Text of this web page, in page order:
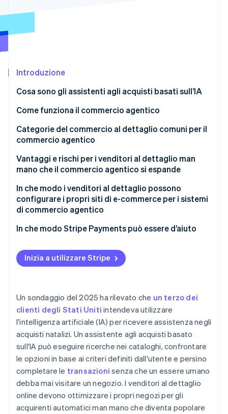
Prevenzione delle frodi
Climate
Identity
Verifica online dell'identità
Stripe Sessions 2026
Scopri come Stripe sta costruendo l'infrastruttura
Guarda ora
Introduzione
Cosa sono gli assistenti agli acquisti basati sull’IA
Come funziona il commercio agentico
Categorie del commercio al dettaglio comuni per il
commercio agentico
Vantaggi e rischi per i venditori al dettaglio man
mano che il commercio agentico si espande
Vantaggi
Rischi
In che modo i venditori al dettaglio possono
configurare i propri siti di e-commerce per i sistemi
di commercio agentico
In che modo Stripe Payments può essere d’aiuto
Inizia a utilizzare Stripe
Un sondaggio del 2025 ha rilevato che un terzo dei
clienti degli Stati Uniti intendeva utilizzare
l'intelligenza artificiale (IA) per ricevere assistenza negli
acquisti natalizi. Un assistente agli acquisti basato
sull'IA può eseguire ricerche nei cataloghi, confrontare
le opzioni in base ai criteri definiti dall'utente e persino
completare le transazioni senza che un essere umano
debba mai visitare un negozio. I venditori al dettaglio
online devono ottimizzare i propri negozi per gli
acquirenti automatici man mano che diventa popolare